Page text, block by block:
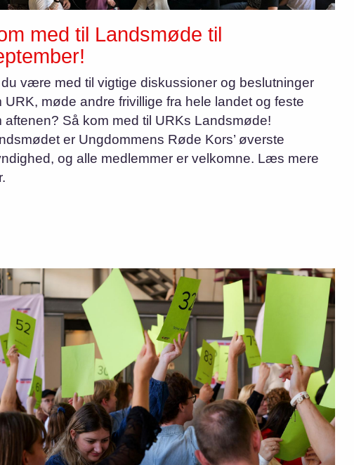
med til Landsmøde til
være med til vigtige diskussioner og beslutninger
URK, møde andre frivillige fra hele landet og feste
aftenen? Så kom med til URKs Landsmøde!
er Ungdommens Røde Kors’ øverste
og alle medlemmer er velkomne. Læs mere